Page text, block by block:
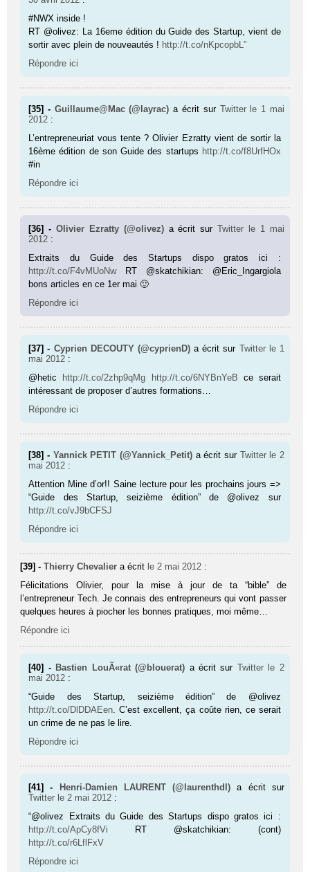
#NWX inside !
RT @olivez: La 16eme édition du Guide des Startup, vient de
sortir avec plein de nouveautés ! http://t.co/nKpcopbL”
Répondre ici
[35] - Guillaume@Mac (@layrac) a écrit sur Twitter le 1 mai
2012 :
L’entrepreneuriat vous tente ? Olivier Ezratty vient de sortir la
16ème édition de son Guide des startups http://t.co/f8UrfHOx
#in
Répondre ici
[36] - Olivier Ezratty (@olivez) a écrit surTwitter
le 1 mai
2012 :
Extraits du Guide des Startups dispo gratos ici :
http://t.co/F4vMUoNwRT @skatchikian: @Eric_Ingargiola
bons articles en ce 1er mai 🙂
Répondre ici
[37] - Cyprien DECOUTY (@cyprienD) a écrit sur Twitter le 1
mai 2012 :
@hetic
http://t.co/2zhp9qMg http://t.co/6NYBnYeB ce serait
intéressant de proposer d’autres formations…
Répondre ici
[38] - Yannick PETIT (@Yannick_Petit) a écrit sur Twitter le 2
mai 2012 :
Attention Mine d’or!! Saine lecture pour les prochains jours =>
“Guide des Startup, seizième édition” de @olivez sur
http://t.co/vJ9bCFSJ
Répondre ici
[39] -Thierry Chevalier a écrit le 2 mai 2012 :
Félicitations Olivier, pour la mise à jour de ta “bible” de
l’entrepreneur Tech. Je connais des entrepreneurs qui vont passer
quelques heures à piocher les bonnes pratiques, moi même…
Répondre ici
[40] - Bastien LouÃ«rat (@blouerat) a écrit sur Twitter
le 2
mai 2012 :
“Guide des Startup, seizième édition” de @olivez
http://t.co/DlDDAEen. C’est excellent, ça coûte rien, ce serait
un crime de ne pas le lire.
Répondre ici
[41] - Henri-Damien LAURENT (@laurenthdl)
a écrit sur
Twitter le 2 mai 2012 :
“@olivez Extraits du Guide des Startups dispo gratos ici :
http://t.co/ApCy8fVi RT @skatchikian: (cont)
http://t.co/r6LflFxV
Répondre ici